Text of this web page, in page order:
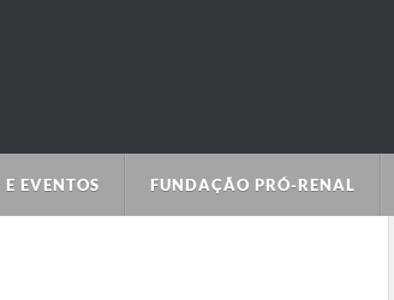
E EVENTOS FUNDAÇÃO PRÓ-RENAL